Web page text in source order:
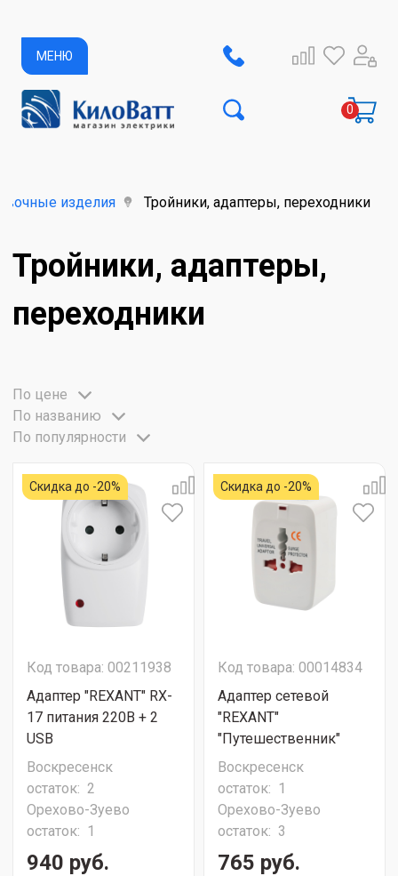
МЕНЮ
изделия Тройники, адаптеры, переходники
Тройники, адаптеры,
переходники
По цене
По названию
По популярности
Скидка до -20%
Код товара: 00211938
Адаптер "REXANT" RX-
17 питания 220В + 2
USB
Воскресенск
остаток: 2
Орехово-Зуево
остаток: 1
940 руб.
Скидка до -20%
Код товара: 00014834
Адаптер сетевой
"REXANT"
"Путешественник"
Воскресенск
остаток: 1
Орехово-Зуево
остаток: 3
765 руб.